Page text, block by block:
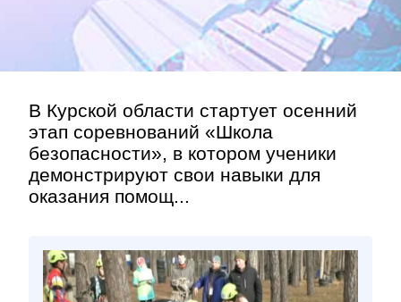
В Курской области стартует осенний
этап соревнований «Школа
безопасности», в котором ученики
демонстрируют свои навыки для
оказания помощ...
Контакт